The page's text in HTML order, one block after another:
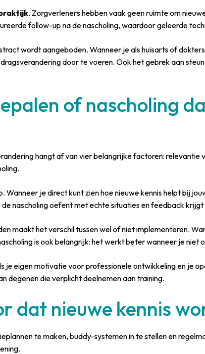
. Zorgverleners hebben vaak geen ruimte om
follow-up na de nascholing, waardoor geleerde
wordt aangeboden. Wanneer je als huisarts of
door te voeren. Ook het gebrek aan
of nascholing
hangt af van vier belangrijke factoren:
Wanneer je direct kunt zien hoe nieuwe kennis helpt bij
nascholing oefent met echte situaties en feedback krijgt
maakt het verschil tussen wel of niet implementeren.
is ook belangrijk: het werkt beter wanneer je
je eigen motivatie voor professionele ontwikkeling en je
degenen die verplicht deelnemen aan training.
dat nieuwe kennis
te maken, buddy-systemen in te stellen en